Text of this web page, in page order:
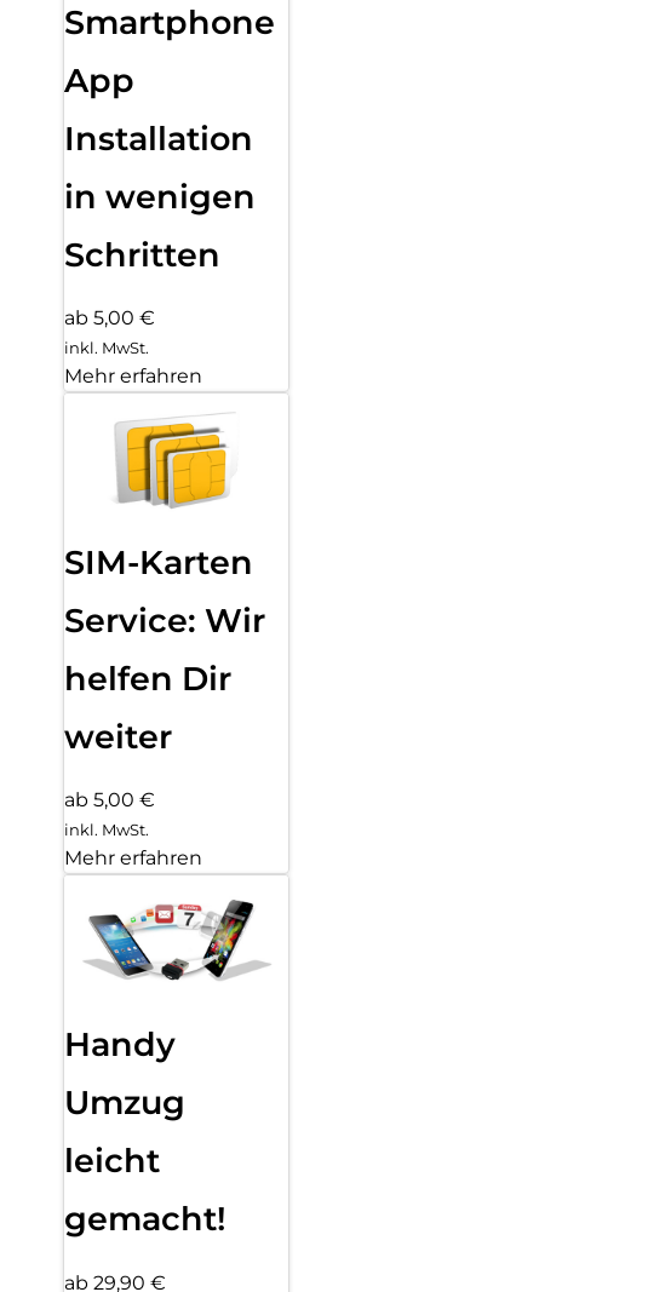
Smartphone
App
Installation
in wenigen
Schritten
ab 5,00 €
inkl. MwSt.
Mehr erfahren
SIM-Karten
Service: Wir
helfen Dir
weiter
ab 5,00 €
inkl. MwSt.
Mehr erfahren
Handy
Umzug
leicht
gemacht!
ab 29,90 €